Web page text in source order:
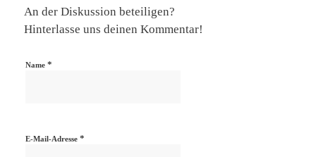
An der Diskussion beteiligen?
Hinterlasse uns deinen Kommentar!
Name *
E-Mail-Adresse *